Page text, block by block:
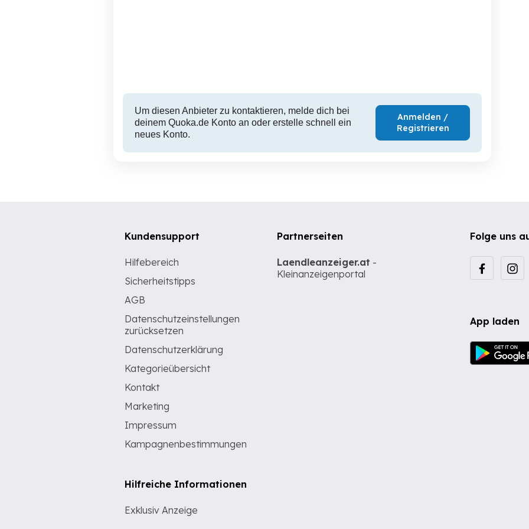
Um diesen Anbieter zu kontaktieren, melde dich bei
deinem Quoka.de Konto an oder erstelle schnell ein
neues Konto.
Anmelden /
Registrieren
Folge uns
App laden
Kundensupport
Hilfebereich
Sicherheitstipps
AGB
Datenschutzeinstellungen
zurücksetzen
Datenschutzerklärung
Kategorieübersicht
Kontakt
Marketing
Impressum
Kampagnenbestimmungen
Hilfreiche Informationen
Exklusiv Anzeige
Partnerseiten
Laendleanzeiger.at -
Kleinanzeigenportal